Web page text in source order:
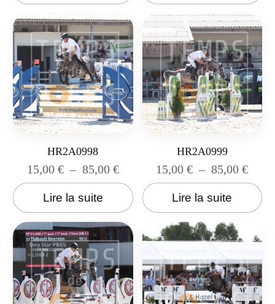
HR2A0998
15,00 € – 85,00 €
Lire la suite
HR2A0999
15,00€ – 85,00€
Lire la suite